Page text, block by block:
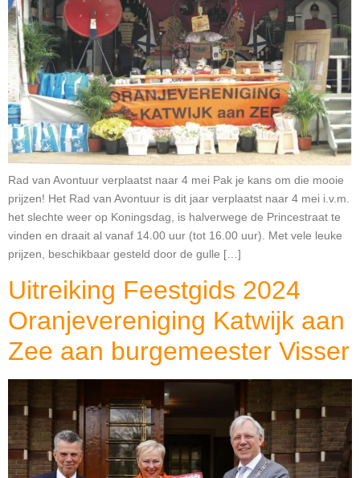
Rad van Avontuur verplaatst naar 4 mei Pak je kans om die mooie
prijzen! Het Rad van Avontuur is dit jaar verplaatst naar 4 mei i.v.m.
het slechte weer op Koningsdag, is halverwege de Princestraat te
vinden en draait al vanaf 14.00 uur (tot 16.00 uur). Met vele leuke
prijzen, beschikbaar gesteld door de gulle […]
Uitreiking Feestgids 2024
Oranjevereniging Katwijk aan
Zee aan burgemeester Visser